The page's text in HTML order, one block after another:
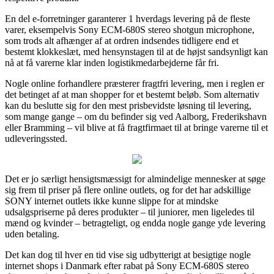
En del e-forretninger garanterer 1 hverdags levering på de fleste
varer, eksempelvis Sony ECM-680S stereo shotgun microphone,
som trods alt afhænger af at ordren indsendes tidligere end et
bestemt klokkeslæt, med hensynstagen til at de højst sandsynligt kan
nå at få varerne klar inden logistikmedarbejderne får fri.
Nogle online forhandlere præsterer fragtfri levering, men i reglen er
det betinget af at man shopper for et bestemt beløb. Som alternativ
kan du beslutte sig for den mest prisbevidste løsning til levering,
som mange gange – om du befinder sig ved Aalborg, Frederikshavn
eller Bramming – vil blive at få fragtfirmaet til at bringe varerne til et
udleveringssted.
Det er jo særligt hensigtsmæssigt for almindelige mennesker at søge
sig frem til priser på flere online outlets, og for det har adskillige
SONY internet outlets ikke kunne slippe for at mindske
udsalgspriserne på deres produkter – til juniorer, men ligeledes til
mænd og kvinder – betragteligt, og endda nogle gange yde levering
uden betaling.
Det kan dog til hver en tid vise sig udbytterigt at besigtige nogle
internet shops i Danmark efter rabat på Sony ECM-680S stereo